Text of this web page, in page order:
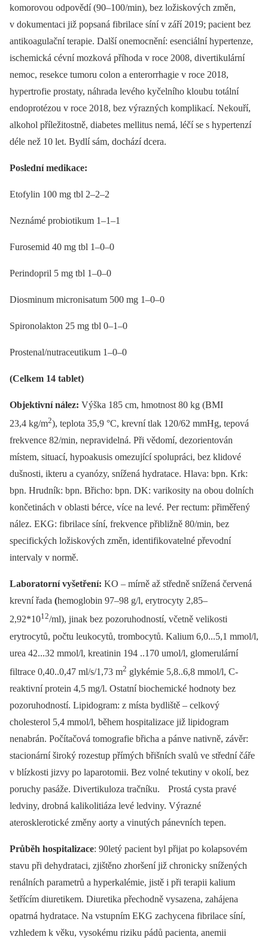
komorovou odpovědí (90–100/min), bez ložiskových změn,
v dokumentaci již popsaná fibrilace síní v září 2019; pacient bez
antikoagulační terapie. Další onemocnění: esenciální hypertenze,
ischemická cévní mozková příhoda v roce 2008, divertikulární
nemoc, resekce tumoru colon a enterorrhagie v roce 2018,
hypertrofie prostaty, náhrada levého kyčelního kloubu totální
endoprotézou v roce 2018, bez výrazných komplikací. Nekouří,
alkohol příležitostně, diabetes mellitus nemá, léčí se s hypertenzí
déle než 10 let. Bydlí sám, dochází dcera.
Poslední medikace:
Etofylin 100 mg tbl 2–2–2
Neznámé probiotikum 1–1–1
Furosemid 40 mg tbl 1–0–0
Perindopril 5 mg tbl 1–0–0
Diosminum micronisatum 500 mg 1–0–0
Spironolakton 25 mg tbl 0–1–0
Prostenal/nutraceutikum 1–0–0
(Celkem 14 tablet)
Objektivní nález: Výška 185 cm, hmotnost 80 kg (BMI
23,4 kg/m2), teplota 35,9 °C, krevní tlak 120/62 mmHg, tepová
frekvence 82/min, nepravidelná. Při vědomí, dezorientován
místem, situací, hypoakusis omezující spolupráci, bez klidové
dušnosti, ikteru a cyanózy, snížená hydratace. Hlava: bpn. Krk:
bpn. Hrudník: bpn. Břicho: bpn. DK: varikosity na obou dolních
končetinách v oblasti bérce, více na levé. Per rectum: přiměřený
nález. EKG: fibrilace síní, frekvence přibližně 80/min, bez
specifických ložiskových změn, identifikovatelné převodní
intervaly v normě.
Laboratorní vyšetření: KO – mírně až středně snížená červená
krevní řada (hemoglobin 97–98 g/l, erytrocyty 2,85–
2,92*1012/ml), jinak bez pozoruhodností, včetně velikosti
erytrocytů, počtu leukocytů, trombocytů. Kalium 6,0...5,1 mmol/l,
urea 42...32 mmol/l, kreatinin 194 ..170 umol/l, glomerulární
filtrace 0,40..0,47 ml/s/1,73 m2 glykémie 5,8..6,8 mmol/l, C-
reaktivní protein 4,5 mg/l. Ostatní biochemické hodnoty bez
pozoruhodností. Lipidogram: z místa bydliště –⁠ celkový
cholesterol 5,4 mmol/l, během hospitalizace již lipidogram
nenabrán. Počítačová tomografie břicha a pánve nativně, závěr:
stacionární široký rozestup přímých břišních svalů ve střední čáře
v blízkosti jizvy po laparotomii. Bez volné tekutiny v okolí, bez
poruchy pasáže. Divertikuloza tračníku. Prostá cysta pravé
ledviny, drobná kalikolitiáza levé ledviny. Výrazné
aterosklerotické změny aorty a vinutých pánevních tepen.
Průběh hospitalizace: 90letý pacient byl přijat po kolapsovém
stavu při dehydrataci, zjištěno zhoršení již chronicky snížených
renálních parametrů a hyperkalémie, jistě i při terapii kalium
šetřícím diuretikem. Diuretika přechodně vysazena, zahájena
opatrná hydratace. Na vstupním EKG zachycena fibrilace síní,
vzhledem k věku, vysokému riziku pádů pacienta, anemii